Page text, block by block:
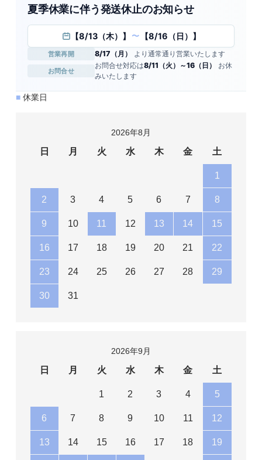
夏季休業に伴う発送休止のお知らせ
【8/13（木）】 〜 【8/16（日）】
営業再開 8/17（月） より通常通り営業いたします
お問合せ
お問合せ対応は8/11（火）～16（日）
お休
みいたします
■休業日
2026年8月
日 月 火 水 木 金 土
1
2 3 4 5 6 7 8
9 10 11 12 13 14 15
16 17 18 19 20 21 22
23 24 25 26 27 28 29
30 31
2026年9月
日 月 火 水 木 金 土
1 2 3 4 5
6 7 8 9 10 11 12
13 14 15 16 17 18 19